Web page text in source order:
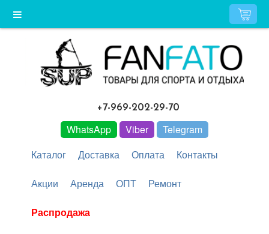
+7-969-202-29-70
WhatsApp Viber
Telegram
Каталог
Доставка Оплата Контакты
Акции Аренда ОПТ Ремонт
Распродажа